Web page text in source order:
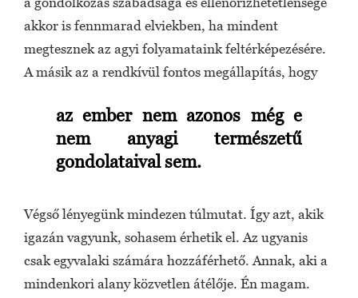
akkor is fennmarad elviekben, ha mindent
megtesznek az agyi folyamataink feltérképezésére.
A másik az a rendkívül fontos megállapítás, hogy
az ember nem azonos még e
nem anyagi természetű
gondolataival sem.
Végső lényegünk mindezen túlmutat. Így azt, akik
igazán vagyunk, sohasem érhetik el. Az ugyanis
csak egyvalaki számára hozzáférhető. Annak, aki a
mindenkori alany közvetlen átélője. Én magam.